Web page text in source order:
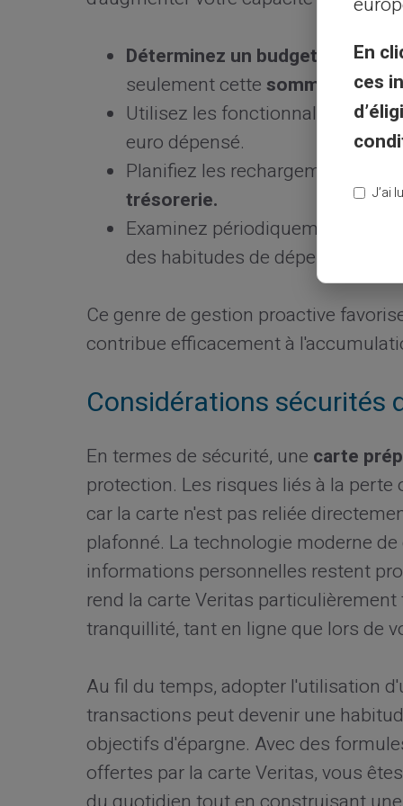
Déterminez un budget strict
seulement cettesomme
sur
Utilisez les fonctionnalités de
euro dépensé.
Planifiez les rechargements
trésorerie.
Examinez périodiquement votre
des habitudes de dépenses
Ce genre de gestion proactive
contribue efficacement à
Considérations sécurités
En termes de sécurité, une carte
protection. Les risques liés à la
car la carte n'est pas reliée
plafonné. La technologie moderne
informations personnelles restent
rend la carte Veritas
tranquillité, tant en ligne que lors de
Au fil du temps, adopter l'utilisation
transactions peut devenir une
objectifs d'épargne. Avec des
offertes par la carte Veritas, vous
En
ces
J’ai